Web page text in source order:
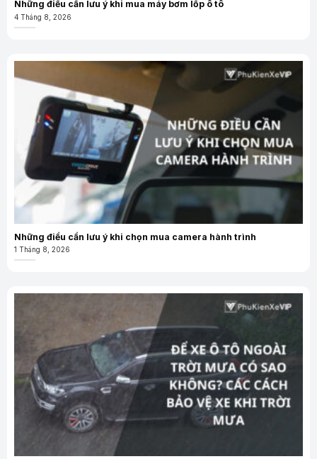
Những điều cần lưu ý khi mua máy bơm lốp ô tô
4 Tháng 8, 2026
Những điều cần lưu ý khi chọn mua camera hành trình
1 Tháng 8, 2026